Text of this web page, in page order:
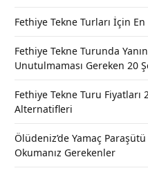
Fethiye Tekne Turları İçin
Fethiye Tekne Turunda
Unutulmaması Gereken 20
Fethiye Tekne Turu
Alternatifleri
Ölüdeniz’de Yamaç
Okumanız Gerekenler